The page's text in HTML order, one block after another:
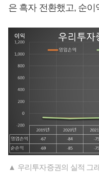
은 흑자 전환했고, 순이
▲ 우리투자증권의 실적 그